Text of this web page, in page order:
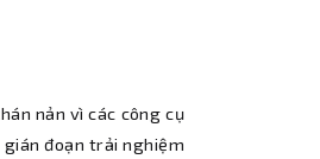
nản vì các công cụ
đoạn trải nghiệm